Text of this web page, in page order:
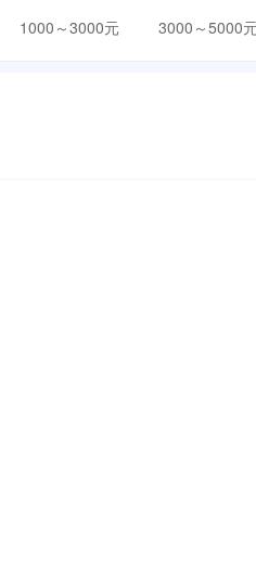
1000～3000元 3000～5000